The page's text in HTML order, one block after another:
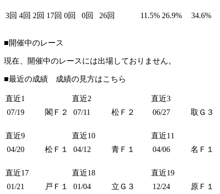
3回 4回 2回 17回 0回 0回 26回 11.5% 26.9% 34.6%
■開催中のレース
現在、開催中のレースには出場しておりません。
■最近の成績 成績の見方はこちら
直近1 直近2 直近3
07/19
閣Ｆ２ 07/11 松Ｆ２ 06/27 取Ｇ３
直近9 直近10 直近11
04/20
松Ｆ１ 04/12 青Ｆ１ 04/06 名Ｆ１
直近17 直近18 直近19
01/21
戸Ｆ１ 01/04 立Ｇ３ 12/24 原Ｆ１